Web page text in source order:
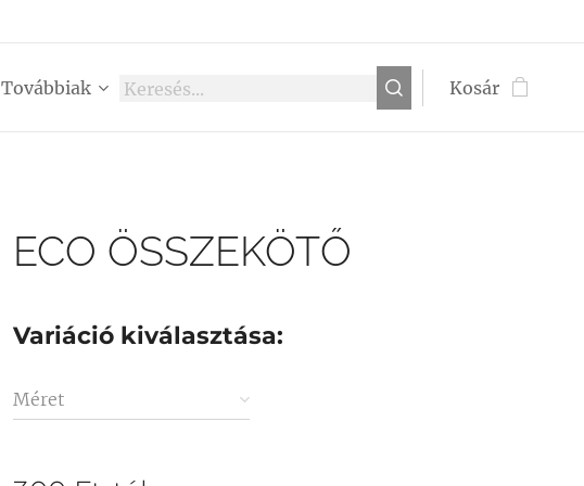
Továbbiak Kosár
ECO ÖSSZEKÖTŐ
Variáció kiválasztása:
Méret